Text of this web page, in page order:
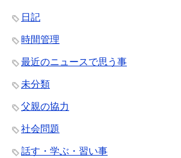
日記
時間管理
最近のニュースで思う事
未分類
父親の協力
社会問題
話す・学ぶ・習い事